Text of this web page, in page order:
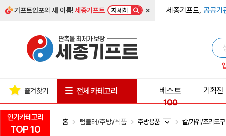
기프트인포의 새 이름!세종기프트 자세히 × 세종기프트, 공공기
인기카테고리
TOP 10
즐겨찾기 전체 카테고리
베스트
100
기획전
홈 텀블러/주방/식품 주방용품 칼/가위/조리도